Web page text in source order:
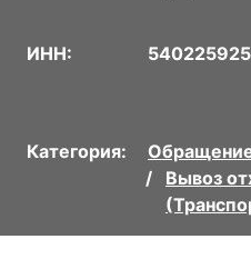
ИНН:
Категория:
Вывоз